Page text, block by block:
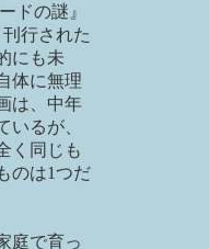
ドの謎』
行された
にも未
体に無理
は、中年
るが、
く同じも
のは1つだ
庭で育っ